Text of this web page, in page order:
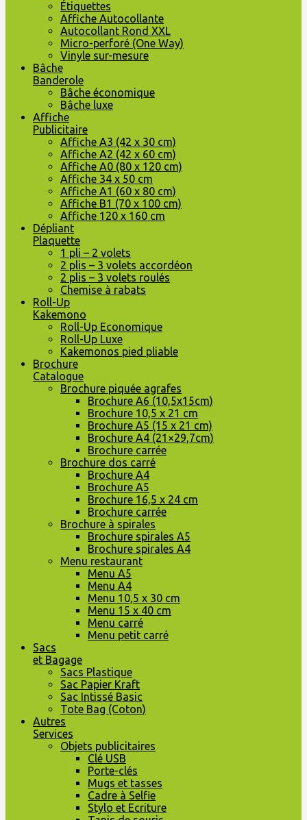
Étiquettes
Affiche Autocollante
Autocollant Rond XXL
Micro-perforé (One Way)
Vinyle sur-mesure
Bâche
Banderole
Bâche économique
Bâche luxe
Affiche
Publicitaire
Affiche A3 (42 x 30 cm)
Affiche A2 (42 x 60 cm)
Affiche A0 (80 x 120 cm)
Affiche 34 x 50 cm
Affiche A1 (60 x 80 cm)
Affiche B1 (70 x 100 cm)
Affiche 120 x 160 cm
Dépliant
Plaquette
1 pli – 2 volets
2 plis – 3 volets accordéon
2 plis – 3 volets roulés
Chemise à rabats
Roll-Up
Kakemono
Roll-Up Economique
Roll-Up Luxe
Kakemonos pied pliable
Brochure
Catalogue
Brochure piquée agrafes
Brochure A6 (10,5x15cm)
Brochure 10,5 x 21 cm
Brochure A5 (15 x 21 cm)
Brochure A4 (21×29,7cm)
Brochure carrée
Brochure dos carré
Brochure A4
Brochure A5
Brochure 16,5 x 24 cm
Brochure carrée
Brochure à spirales
Brochure spirales A5
Brochure spirales A4
Menu restaurant
Menu A5
Menu A4
Menu 10,5 x 30 cm
Menu 15 x 40 cm
Menu carré
Menu petit carré
Sacs
et Bagage
Sacs Plastique
Sac Papier Kraft
Sac Intissé Basic
Tote Bag (Coton)
Autres
Services
Objets publicitaires
Clé USB
Porte-clés
Mugs et tasses
Cadre à Selfie
Stylo et Ecriture